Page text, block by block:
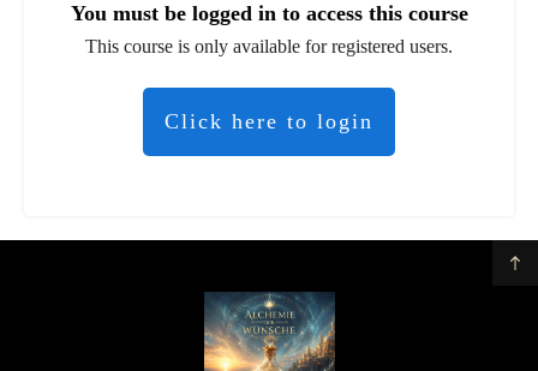
You must be logged in to access this course
This course is only available for registered users.
Click here to login